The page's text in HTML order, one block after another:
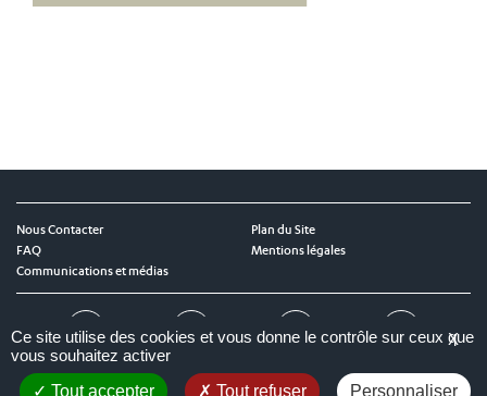
Nous Contacter
FAQ
Communications et médias
Plan du Site
Mentions légales
Twitter LinkedInInstagramYouTubeX
Ce site utilise des cookies et vous donne le contrôle sur ceux que
vous souhaitez activer
Tout accepter
Tout refuser Personnaliser